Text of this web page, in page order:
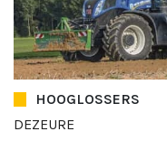
HOOGLOSSERS
DEZEURE